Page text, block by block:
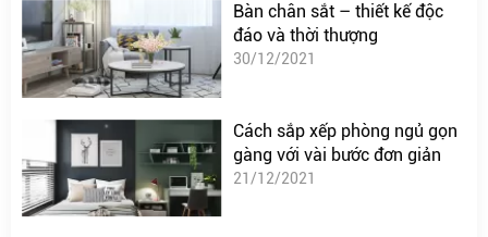
Bàn chân sắt – thiết kế độc
đáo và thời thượng
30/12/2021
Cách sắp xếp phòng ngủ gọn
gàng với vài bước đơn giản
21/12/2021